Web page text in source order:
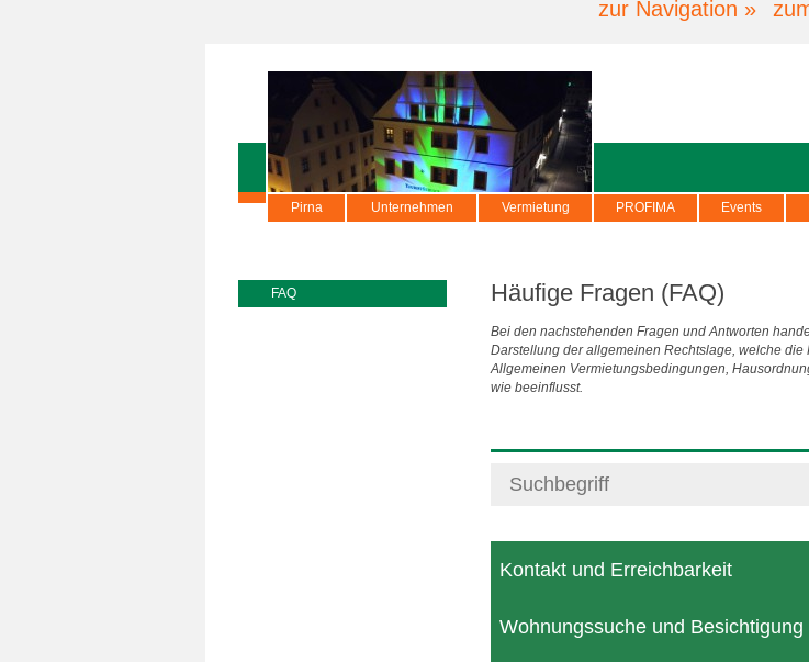
zur Navigation »
Pirna Unternehmen Vermietung PROFIMA Events
FAQ Häufige Fragen (FAQ)
Bei den nachstehenden Fragen und Antworten
Darstellung der allgemeinen Rechtslage, welche die
Allgemeinen Vermietungsbedingungen,
wie beeinflusst.
Kontakt und Erreichbarkeit
Wohnungssuche und Besichtigung